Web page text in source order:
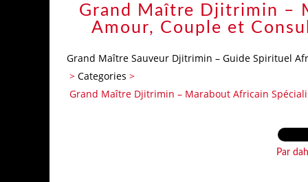
Grand Maître Djitrimin –
Amour, Couple et
Grand Maître Sauveur Djitrimin – Guide Spirituel
> Categories >
Grand Maître Djitrimin – Marabout Africain
Par